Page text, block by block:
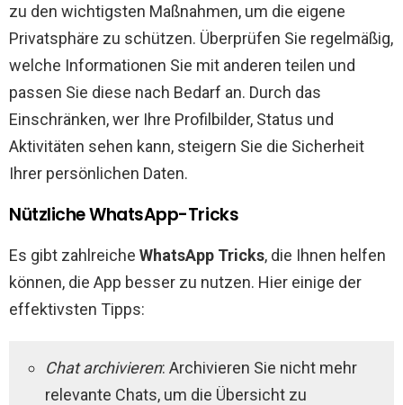
zu den wichtigsten Maßnahmen, um die eigene
Privatsphäre zu schützen. Überprüfen Sie regelmäßig,
welche Informationen Sie mit anderen teilen und
passen Sie diese nach Bedarf an. Durch das
Einschränken, wer Ihre Profilbilder, Status und
Aktivitäten sehen kann, steigern Sie die Sicherheit
Ihrer persönlichen Daten.
Nützliche WhatsApp-Tricks
Es gibt zahlreiche WhatsApp Tricks, die Ihnen helfen
können, die App besser zu nutzen. Hier einige der
effektivsten Tipps:
Chat archivieren: Archivieren Sie nicht mehr
relevante Chats, um die Übersicht zu